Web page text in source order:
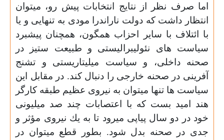
اما صرف نظر از نتايج انتخابات پيش رو، ميتوان
انتظار داشت كه دولت ناراندرا مودى به تنهايى و يا
با ائتلاف با ساير احزاب همگون، همچنان پيشبرد
سياست هاى نئوليبراليستى و طبيعت ستيز در
صحنه داخلى، و سياست ميليتاريستى و تشنج
آفرينى در صحنه خارجى را دنبال كند. در مقابل اين
سياست ها تنها ميتوان به نيروى عظيم طبقه كارگر
هند اميد بست كه با اعتصابات چند صد ميليونى
خود در دو سال پياپى ميرود تا به يك نيروى مؤثر و
جدى در صحنه بدل شود. بطور قطع ميتوان در